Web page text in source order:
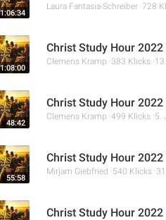
1:06:34
Laura Fantasia-Schreiber 728
1:08:00
Christ Study Hour
Clemens Kramp 383 Klicks
48:42
Christ Study Hour
Clemens Kramp 499 Klicks 5.
55:58
Christ Study Hour
Mirjam Giebfried 540 Klicks
Christ Study Hour